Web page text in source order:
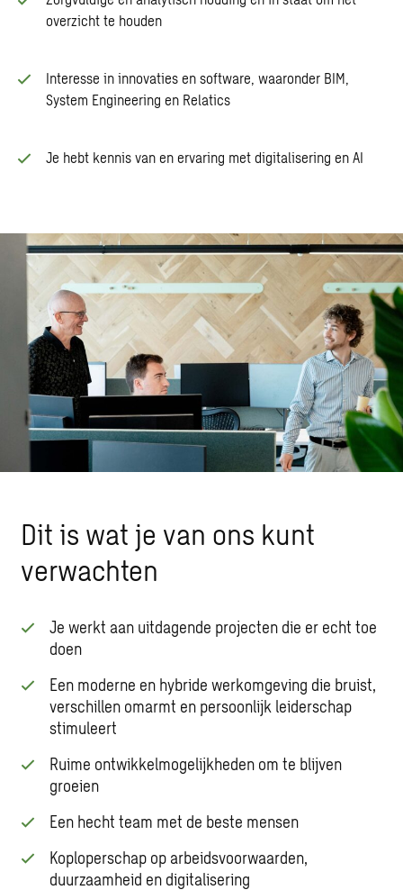
overzicht te houden
Interesse in innovaties en software, waaronder BIM,
System Engineering en Relatics
Je hebt kennis van en ervaring met digitalisering en AI
Dit is wat je van ons kunt
verwachten
Je werkt aan uitdagende projecten die er echt toe
doen
Een moderne en hybride werkomgeving die bruist,
verschillen omarmt en persoonlijk leiderschap
stimuleert
Ruime ontwikkelmogelijkheden om te blijven
groeien
Een hecht team met de beste mensen
Koploperschap op arbeidsvoorwaarden,
duurzaamheid en digitalisering